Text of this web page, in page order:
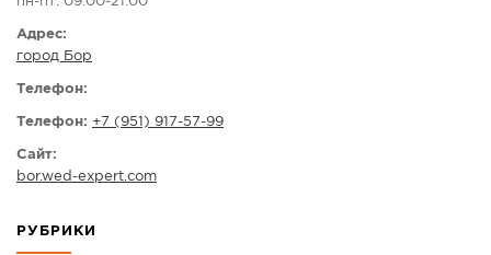
ФОТО
Адрес:
город Бор
Телефон:
Телефон: +7 (951) 917-57-99
Сайт:
bor.wed-expert.com
РУБРИКИ